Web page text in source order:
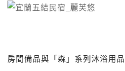
房間備品與「森」系列沐浴用品